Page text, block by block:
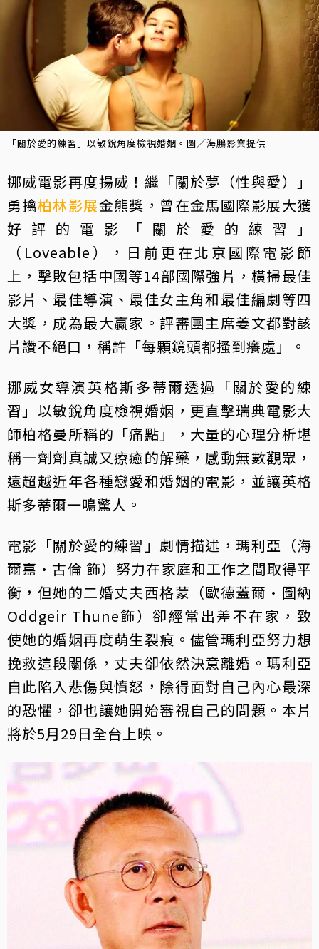
「關於愛的練習」以敏銳角度檢視婚姻。圖／海鵬影業提供
挪威電影再度揚威！繼「關於夢（性與愛）」
勇擒柏林影展金熊獎，曾在金馬國際影展大獲
好評的電影「關於愛的練習」
（Loveable），日前更在北京國際電影節
上，擊敗包括中國等14部國際強片，橫掃最佳
影片、最佳導演、最佳女主角和最佳編劇等四
大獎，成為最大贏家。評審團主席姜文都對該
片讚不絕口，稱許「每顆鏡頭都搔到癢處」。
挪威女導演英格斯多蒂爾透過「關於愛的練
習」以敏銳角度檢視婚姻，更直擊瑞典電影大
師柏格曼所稱的「痛點」，大量的心理分析堪
稱一劑劑真誠又療癒的解藥，感動無數觀眾，
遠超越近年各種戀愛和婚姻的電影，並讓英格
斯多蒂爾一鳴驚人。
電影「關於愛的練習」劇情描述，瑪利亞（海
爾嘉·古倫 飾）努力在家庭和工作之間取得平
衡，但她的二婚丈夫西格蒙（歐德蓋爾·圖納
Oddgeir Thune飾）卻經常出差不在家，致
使她的婚姻再度萌生裂痕。儘管瑪利亞努力想
挽救這段關係，丈夫卻依然決意離婚。瑪利亞
自此陷入悲傷與憤怒，除得面對自己內心最深
的恐懼，卻也讓她開始審視自己的問題。本片
將於5月29日全台上映。